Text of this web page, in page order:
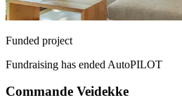
Funded project
Fundraising has ended AutoPILOT
Commande Veidekke